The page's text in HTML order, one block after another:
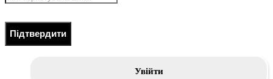
Підтвердити
Увійти